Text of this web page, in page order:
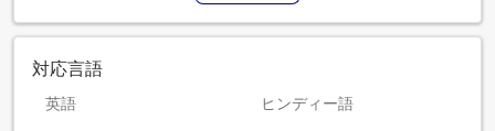
対応言語
英語 ヒンディー語